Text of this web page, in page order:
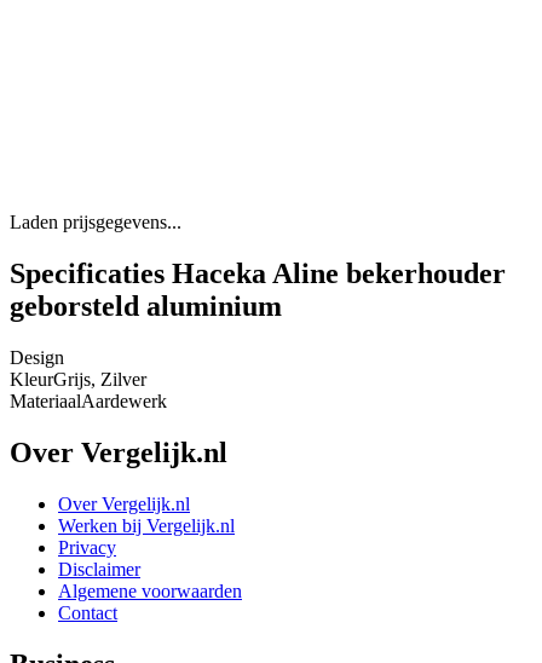
Laden prijsgegevens...
Specificaties Haceka Aline bekerhouder
geborsteld aluminium
Design
KleurGrijs, Zilver
MateriaalAardewerk
Over Vergelijk.nl
Over Vergelijk.nl
Werken bij Vergelijk.nl
Privacy
Disclaimer
Algemene voorwaarden
Contact